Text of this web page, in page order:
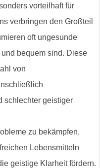
vorteilhaft für
verbringen den Großteil
oft ungesunde
bequem sind. Diese
von
schlechter geistiger
zu bekämpfen,
Lebensmitteln
geistige Klarheit fördern.